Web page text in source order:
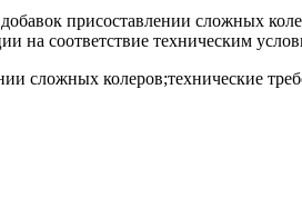
присоставлении сложных
на соответствие техническим
сложных колеров;технические